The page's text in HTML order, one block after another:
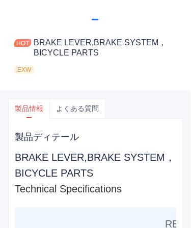
BRAKE LEVER,BRAKE SYSTEM，
BICYCLE PARTS
EXW
製品情報 よくある質問
製品ディテール
BRAKE LEVER,BRAKE SYSTEM，
BICYCLE PARTS
Technical Specifications